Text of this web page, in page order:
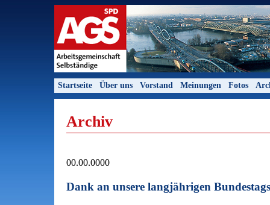
Startseite Über uns Vorstand Meinungen Fotos
Archiv
00.00.0000
Dank an unsere langjährigen